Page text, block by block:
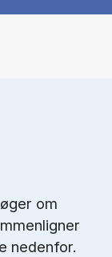
om
nedenfor.